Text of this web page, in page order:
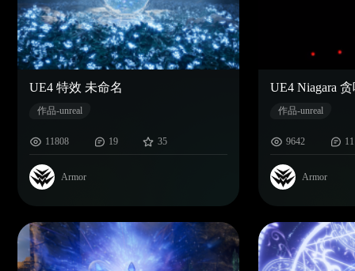
UE4 特效 未命名
作品-unreal
11808 19 35
Armor
UE4 Niagara
作品-unreal
9642 11
Armor